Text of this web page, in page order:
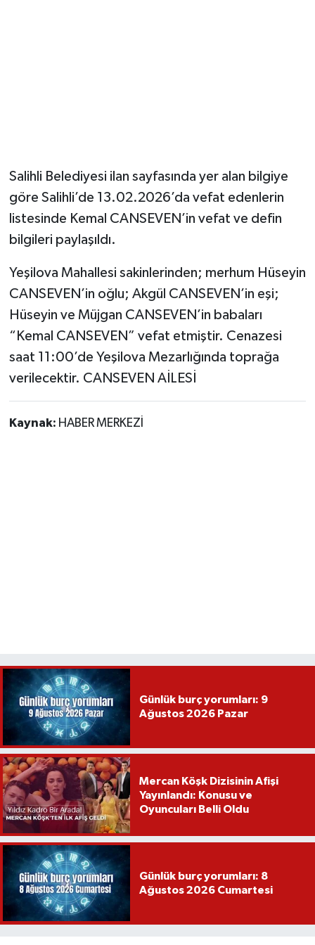
Salihli Belediyesi ilan sayfasında yer alan bilgiye
göre Salihli’de 13.02.2026’da vefat edenlerin
listesinde Kemal CANSEVEN’in vefat ve defin
bilgileri paylaşıldı.
Yeşilova Mahallesi sakinlerinden; merhum Hüseyin
CANSEVEN’in oğlu; Akgül CANSEVEN’in eşi;
Hüseyin ve Müjgan CANSEVEN’in babaları
“Kemal CANSEVEN” vefat etmiştir. Cenazesi
saat 11:00’de Yeşilova Mezarlığında toprağa
verilecektir. CANSEVEN AİLESİ
Kaynak: HABER MERKEZİ
Günlük burç yorumları: 9
Ağustos 2026 Pazar
Mercan Köşk Dizisinin Afişi
Yayınlandı: Konusu ve
Oyuncuları Belli Oldu
Günlük burç yorumları: 8
Ağustos 2026 Cumartesi